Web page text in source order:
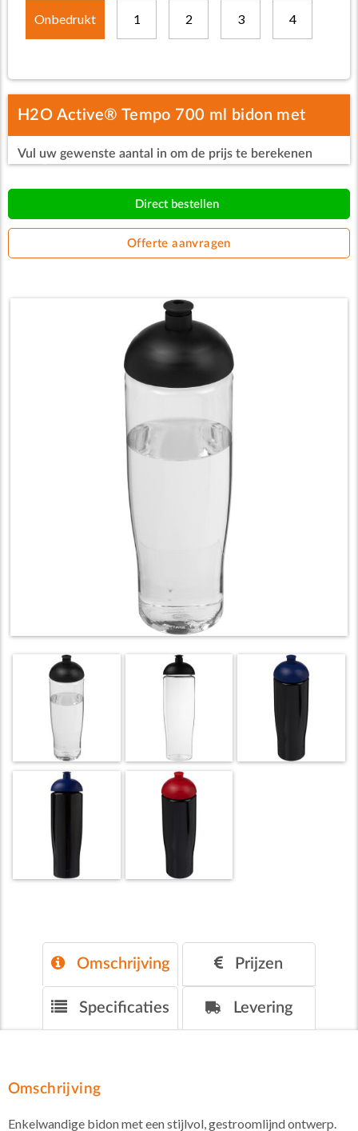
Onbedrukt 1 2 3 4
H2O Active® Tempo 700 ml bidon met
koepeldeksel
Vul uw gewenste aantal in om de prijs te berekenen
Direct bestellen
Offerte aanvragen
Omschrijving Prijzen
Specificaties Levering
Omschrijving
Enkelwandige bidon met een stijlvol, gestroomlijnd ontwerp.